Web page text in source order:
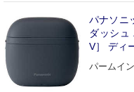
パナソニ
ダッシュ
V］ ディ
パームイ